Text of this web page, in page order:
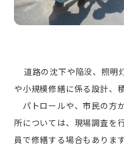
道路の沈下や陥没、照明
や小規模修繕に係る設計、
パトロールや、市民の方
所については、現場調査を
員で修繕する場合もありま